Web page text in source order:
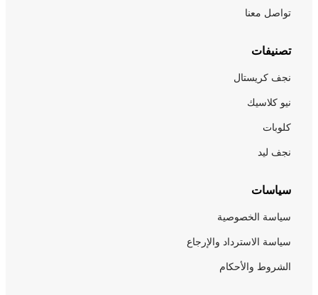
تواصل معنا
تصنيفات
نجف كريستال
نيو كلاسيك
كلوبات
نجف ليد
سياسات
سياسة الخصوصية
سياسة الاسترداد والإرجاع
الشروط والأحكام